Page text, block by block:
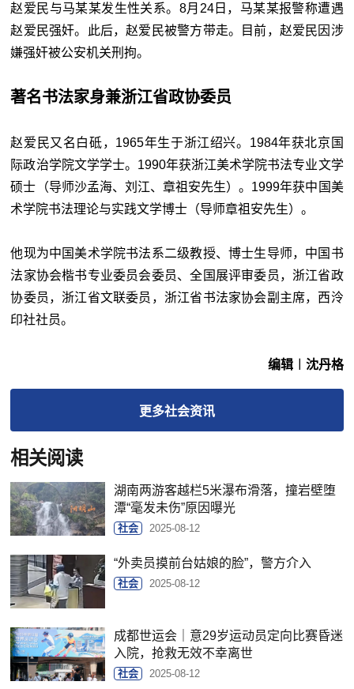
赵爱民与马某某发生性关系。8月24日，马某某报警称遭遇
赵爱民强奸。此后，赵爱民被警方带走。目前，赵爱民因涉
嫌强奸被公安机关刑拘。
著名书法家身兼浙江省政协委员
赵爱民又名白砥，1965年生于浙江绍兴。1984年获北京国
际政治学院文学学士。1990年获浙江美术学院书法专业文学
硕士（导师沙孟海、刘江、章祖安先生）。1999年获中国美
术学院书法理论与实践文学博士（导师章祖安先生）。
他现为中国美术学院书法系二级教授、博士生导师，中国书
法家协会楷书专业委员会委员、全国展评审委员，浙江省政
协委员，浙江省文联委员，浙江省书法家协会副主席，西泠
印社社员。
编辑︱沈丹格
更多社会资讯
相关阅读
湖南两游客越栏5米瀑布滑落，撞岩壁堕
潭“毫发未伤”原因曝光
社会 2025-08-12
“外卖员摸前台姑娘的脸”，警方介入
社会 2025-08-12
成都世运会｜意29岁运动员定向比赛昏迷
入院，抢救无效不幸离世
社会 2025-08-12